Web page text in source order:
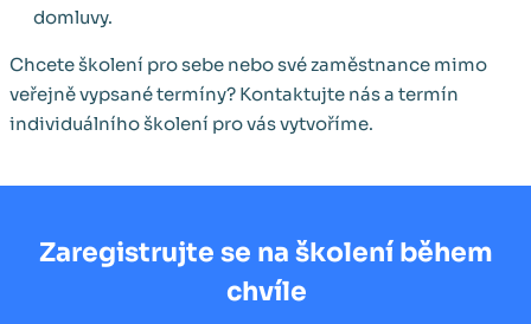
domluvy.
Chcete školení pro sebe nebo své zaměstnance mimo
veřejně vypsané termíny? Kontaktujte nás a termín
individuálního školení pro vás vytvoříme.
Zaregistrujte se na školení během
chvíle